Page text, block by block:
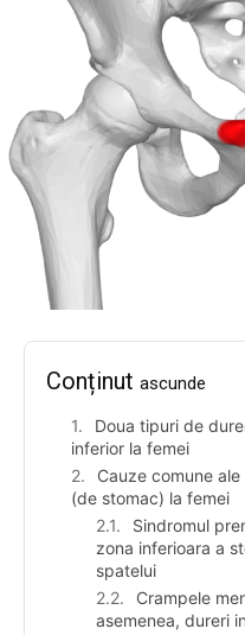
Conținut ascunde
Doua tipuri de
inferior la femei
Cauze comune
(de stomac) la femei
Sindromul
zona inferioara a
spatelui
Crampele
asemenea, dureri